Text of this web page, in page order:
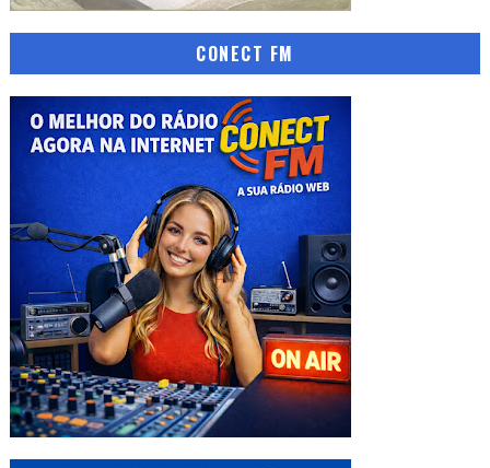
CONECT FM